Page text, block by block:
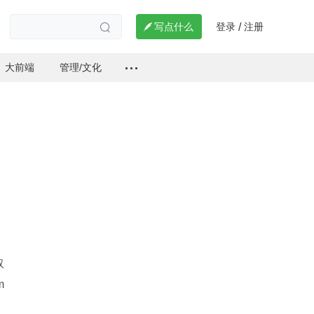
  写点什么 登录 / 注册
大前端 管理/文化